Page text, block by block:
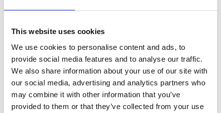
This website uses cookies
We use cookies to personalise content and ads, to
provide social media features and to analyse our traffic.
We also share information about your use of our site with
our social media, advertising and analytics partners who
may combine it with other information that you’ve
provided to them or that they’ve collected from your use